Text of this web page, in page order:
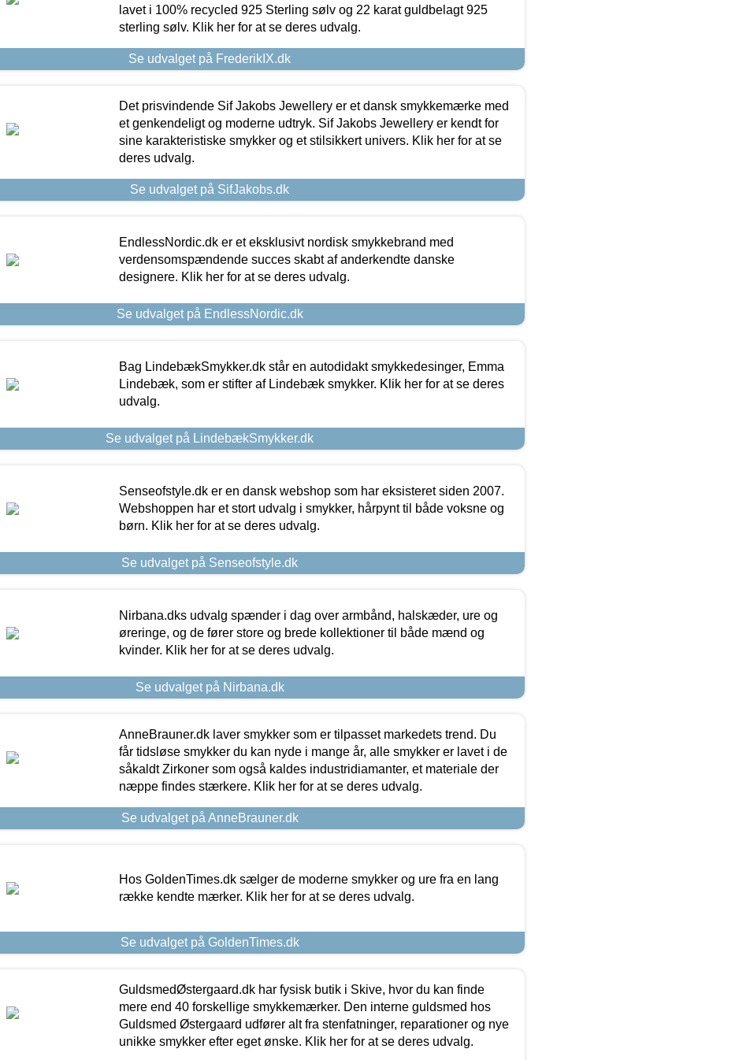
lavet i 100% recycled 925 Sterling sølv og 22 karat guldbelagt 925
sterling sølv. Klik her for at se deres udvalg.
Se udvalget på FrederikIX.dk
Det prisvindende Sif Jakobs Jewellery er et dansk smykkemærke med
et genkendeligt og moderne udtryk. Sif Jakobs Jewellery er kendt for
sine karakteristiske smykker og et stilsikkert univers. Klik her for at se
deres udvalg.
Se udvalget på SifJakobs.dk
EndlessNordic.dk er et eksklusivt nordisk smykkebrand med
verdensomspændende succes skabt af anderkendte danske
designere. Klik her for at se deres udvalg.
Se udvalget på EndlessNordic.dk
Bag LindebækSmykker.dk står en autodidakt smykkedesinger, Emma
Lindebæk, som er stifter af Lindebæk smykker. Klik her for at se deres
udvalg.
Se udvalget på LindebækSmykker.dk
Senseofstyle.dk er en dansk webshop som har eksisteret siden 2007.
Webshoppen har et stort udvalg i smykker, hårpynt til både voksne og
børn. Klik her for at se deres udvalg.
Se udvalget på Senseofstyle.dk
Nirbana.dks udvalg spænder i dag over armbånd, halskæder, ure og
øreringe, og de fører store og brede kollektioner til både mænd og
kvinder. Klik her for at se deres udvalg.
Se udvalget på Nirbana.dk
AnneBrauner.dk laver smykker som er tilpasset markedets trend. Du
får tidsløse smykker du kan nyde i mange år, alle smykker er lavet i de
såkaldt Zirkoner som også kaldes industridiamanter, et materiale der
næppe findes stærkere. Klik her for at se deres udvalg.
Se udvalget på AnneBrauner.dk
Hos GoldenTimes.dk sælger de moderne smykker og ure fra en lang
række kendte mærker. Klik her for at se deres udvalg.
Se udvalget på GoldenTimes.dk
GuldsmedØstergaard.dk har fysisk butik i Skive, hvor du kan finde
mere end 40 forskellige smykkemærker. Den interne guldsmed hos
Guldsmed Østergaard udfører alt fra stenfatninger, reparationer og nye
unikke smykker efter eget ønske. Klik her for at se deres udvalg.